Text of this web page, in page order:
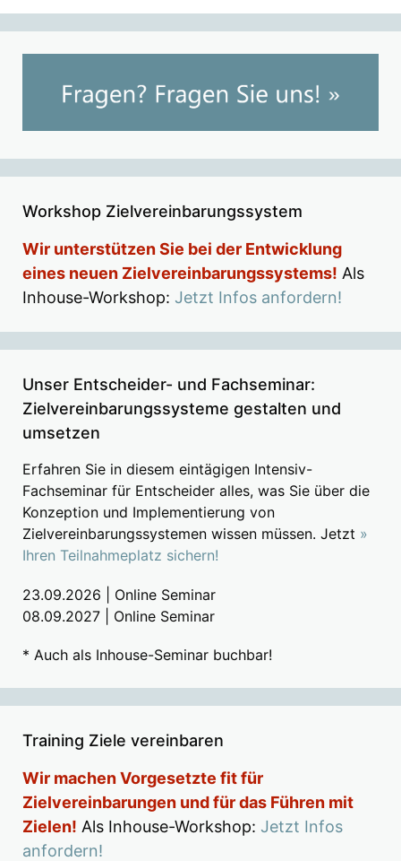
Workshop Zielvereinbarungssystem
Wir unterstützen Sie bei der Entwicklung
eines neuen Zielvereinbarungssystems! Als
Inhouse-Workshop: Jetzt Infos anfordern!
Unser Entscheider- und Fachseminar:
Zielvereinbarungssysteme gestalten und
umsetzen
Erfahren Sie in diesem eintägigen Intensiv-
Fachseminar für Entscheider alles, was Sie über die
Konzeption und Implementierung von
Zielvereinbarungssystemen wissen müssen. Jetzt »
Ihren Teilnahmeplatz sichern!
23.09.2026 | Online Seminar
08.09.2027 | Online Seminar
* Auch als Inhouse-Seminar buchbar!
Training Ziele vereinbaren
Wir machen Vorgesetzte fit für
Zielvereinbarungen und für das Führen mit
Zielen! Als Inhouse-Workshop: Jetzt Infos
anfordern!